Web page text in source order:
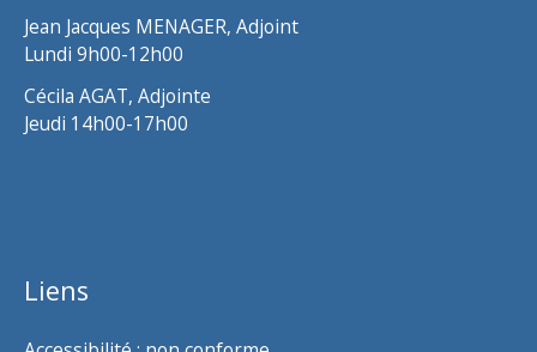
Jean Jacques MENAGER, Adjoint
Lundi 9h00-12h00
Cécila AGAT, Adjointe
Jeudi 14h00-17h00
Liens